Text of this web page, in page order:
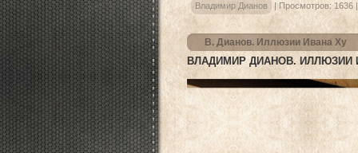
Владимир Дианов |Просмотров: 1636
В. Дианов. Иллюзии Ивана Ху
ВЛАДИМИР ДИАНОВ. ИЛЛЮЗИИ